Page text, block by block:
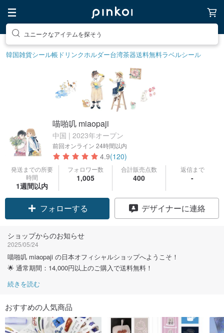
素敵な生活グッズを探そう
韓国雑貨シール帳 ドリンクホルダー台湾茶器送料無料ラベルシール
喵啪叽 miaopaji
中国 | 2023年オープン
前回オンライン 24時間以内
4.9(120)
発送までの所要
時間
1週間以内
フォロワー数
1,005
合計販売点数
400
返信まで
-
フォローする デザイナーに連絡
ショップからのお知らせ
2025/05/24
喵啪叽 miaopaji の日本オフィシャルショップへようこそ！
🌟 通常期間：14,000円以上のご購入で送料無料！
続きを読む
おすすめの人気商品